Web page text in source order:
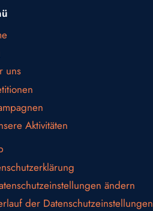
uns
Aktivitäten
ändern
der Datenschutzeinstellungen